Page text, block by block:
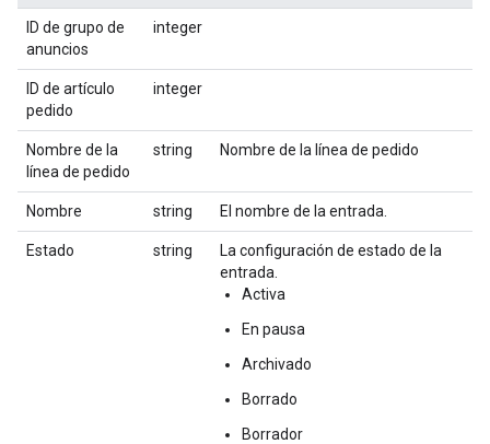
ID de grupo de
anuncios
integer
ID de artículo
pedido
integer
Nombre de la
línea de pedido
string Nombre de la línea de pedido
Nombre string El nombre de la entrada.
Estado string
La configuración de estado de la
entrada.
Activa
En pausa
Archivado
Borrado
Borrador